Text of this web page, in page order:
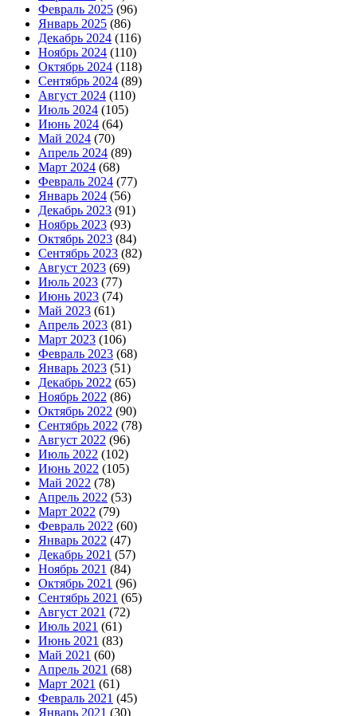
Февраль 2025 (96)
Январь 2025 (86)
Декабрь 2024 (116)
Ноябрь 2024 (110)
Октябрь 2024 (118)
Сентябрь 2024 (89)
Август 2024 (110)
Июль 2024 (105)
Июнь 2024 (64)
Май 2024 (70)
Апрель 2024 (89)
Март 2024 (68)
Февраль 2024 (77)
Январь 2024 (56)
Декабрь 2023 (91)
Ноябрь 2023 (93)
Октябрь 2023 (84)
Сентябрь 2023 (82)
Август 2023 (69)
Июль 2023 (77)
Июнь 2023 (74)
Май 2023 (61)
Апрель 2023 (81)
Март 2023 (106)
Февраль 2023 (68)
Январь 2023 (51)
Декабрь 2022 (65)
Ноябрь 2022 (86)
Октябрь 2022 (90)
Сентябрь 2022 (78)
Август 2022 (96)
Июль 2022 (102)
Июнь 2022 (105)
Май 2022 (78)
Апрель 2022 (53)
Март 2022 (79)
Февраль 2022 (60)
Январь 2022 (47)
Декабрь 2021 (57)
Ноябрь 2021 (84)
Октябрь 2021 (96)
Сентябрь 2021 (65)
Август 2021 (72)
Июль 2021 (61)
Июнь 2021 (83)
Май 2021 (60)
Апрель 2021 (68)
Март 2021 (61)
Февраль 2021 (45)
Январь 2021 (30)